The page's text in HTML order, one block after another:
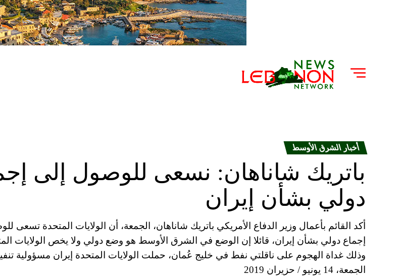
أخبار الشرق الأوسط
باتريك شاناهان: نسعى للوصول إلى
دولي بشأن إيران
أكد القائم بأعمال وزير الدفاع الأمريكي باتريك شاناهان، الجمعة، أن الولايات المتحدة تسعى
إجماع دولي بشأن إيران، قائلا إن الوضع في الشرق الأوسط هو وضع دولي ولا يخص الولايات
وذلك غداة الهجوم على ناقلتي نفط في خليج عُمان، حملت الولايات المتحدة إيران مسؤولية
الجمعة، 14 يونيو / حزيران 2019